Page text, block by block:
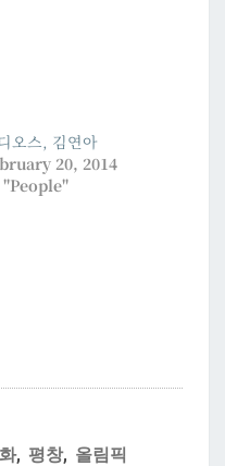
오스, 김연아
20, 2014
, 평창, 올림픽